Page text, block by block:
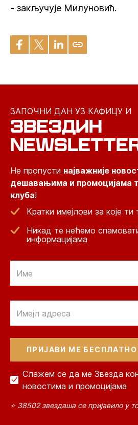
- закључује Милуновић.
ЗАПОЧНИ ДАН УЗ КАФИЦУ И
ЗВЕЗДИН
Не пропусти најважније
дешавањима и промоцијама
клуба!
Кратки имејлови за које
Никад те нећемо
информацијама
Слажем се да ме Звезда
новостима и промоцијама
⭐ 38502 звездаша се пријавило у